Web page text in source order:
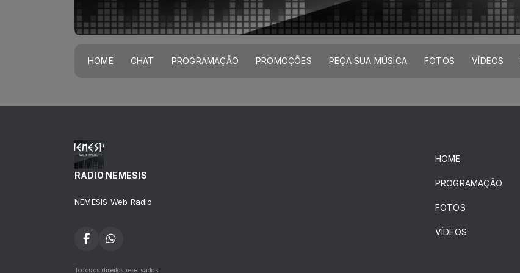
HOME CHAT PROGRAMAÇÃO PROMOÇÕES PEÇA SUA MÚSICA FOTOS VÍDEOS
RADIO NEMESIS
NEMESIS Web Radio
HOME
PROGRAMAÇÃO
FOTOS
VÍDEOS
Todos os direitos reservados.